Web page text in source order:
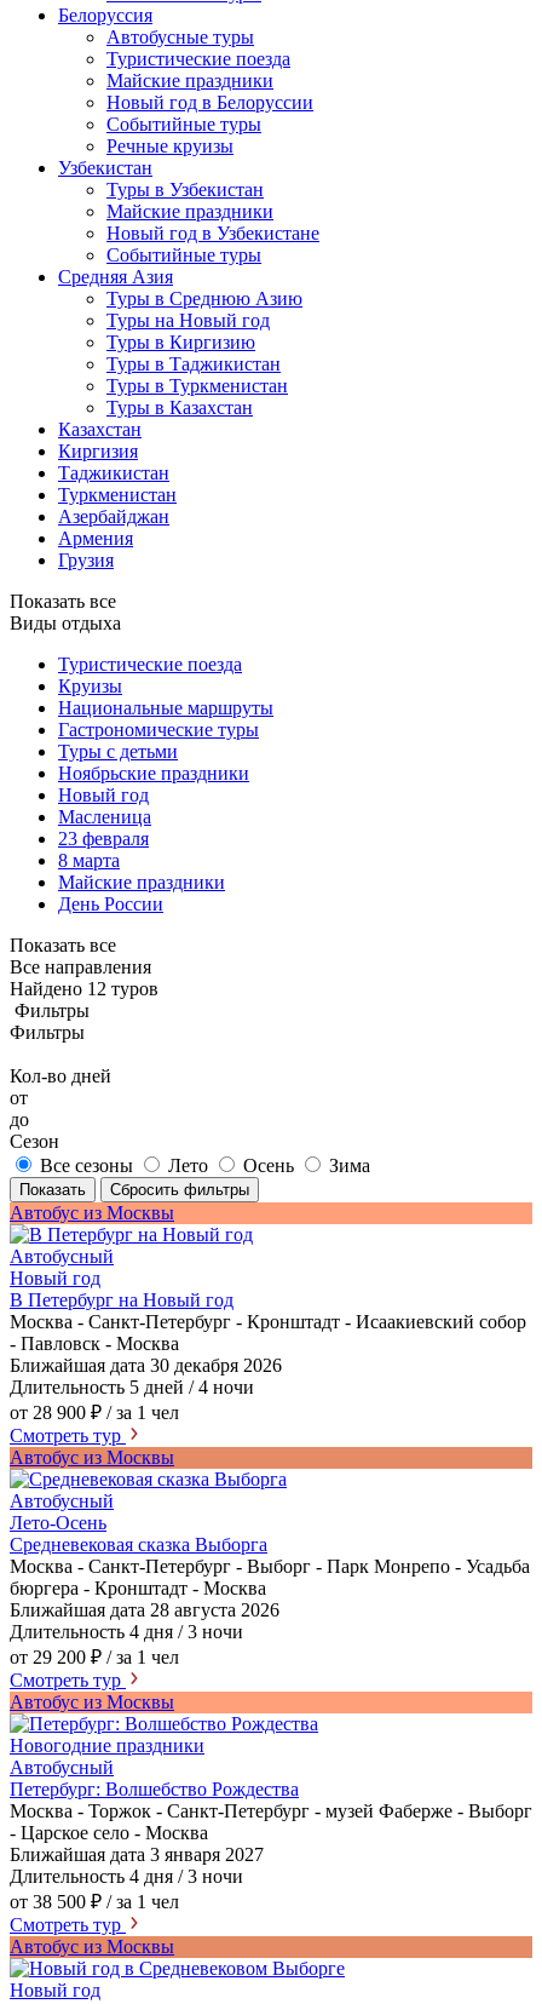
Белоруссия
Автобусные туры
Туристические поезда
Майские праздники
Новый год в Белоруссии
Событийные туры
Речные круизы
Узбекистан
Туры в Узбекистан
Майские праздники
Новый год в Узбекистане
Событийные туры
Средняя Азия
Туры в Среднюю Азию
Туры на Новый год
Туры в Киргизию
Туры в Таджикистан
Туры в Туркменистан
Туры в Казахстан
Казахстан
Киргизия
Таджикистан
Туркменистан
Азербайджан
Армения
Грузия
Показать все
Виды отдыха
Туристические поезда
Круизы
Национальные маршруты
Гастрономические туры
Туры с детьми
Ноябрьские праздники
Новый год
Масленица
23 февраля
8 марта
Майские праздники
День России
Показать все
Все направления
Найдено 12 туров
Фильтры
Фильтры
Кол-во дней
от
до
Сезон
Все сезоны
Лето Осень Зима
Показать Сбросить фильтры
Автобус из Москвы
Автобусный
Новый год
В Петербург на Новый год
Москва - Санкт-Петербург - Кронштадт - Исаакиевский собор
- Павловск - Москва
Ближайшая дата 30 декабря 2026
Длительность 5 дней / 4 ночи
от 28 900 ₽ / за 1 чел
Смотреть тур
Автобус из Москвы
Автобусный
Лето-Осень
Средневековая сказка Выборга
Москва - Санкт-Петербург - Выборг - Парк Монрепо - Усадьба
бюргера - Кронштадт - Москва
Ближайшая дата 28 августа 2026
Длительность 4 дня / 3 ночи
от 29 200 ₽ / за 1 чел
Смотреть тур
Автобус из Москвы
Новогодние праздники
Автобусный
Петербург: Волшебство Рождества
Москва - Торжок - Санкт-Петербург - музей Фаберже - Выборг
- Царское село - Москва
Ближайшая дата 3 января 2027
Длительность 4 дня / 3 ночи
от 38 500 ₽ / за 1 чел
Смотреть тур
Автобус из Москвы
Новый год